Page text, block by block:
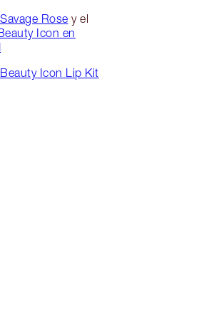
Rose y el
Icon en
Icon Lip Kit